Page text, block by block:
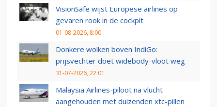
VisionSafe wijst Europese airlines op
gevaren rook in de cockpit
01-08-2026, 8:00
Donkere wolken boven IndiGo:
prijsvechter doet widebody-vloot weg
31-07-2026, 22:01
Malaysia Airlines-piloot na vlucht
aangehouden met duizenden xtc-pillen